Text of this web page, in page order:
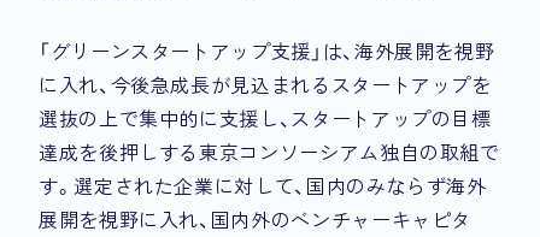
「グリーンスタートアップ支援」は、海外展開を視野
に入れ、今後急成長が見込まれるスタートアップを
選抜の上で集中的に支援し、スタートアップの目標
達成を後押しする東京コンソーシアム独自の取組で
す。選定された企業に対して、国内のみならず海外
展開を視野に入れ、国内外のベンチャーキャピタ